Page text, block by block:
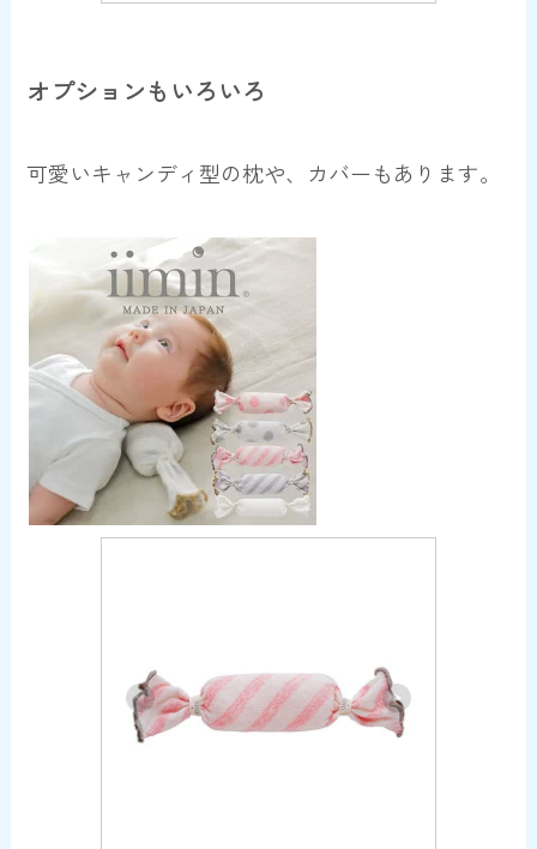
オプションもいろいろ
可愛いキャンディ型の枕や、カバーもあります。